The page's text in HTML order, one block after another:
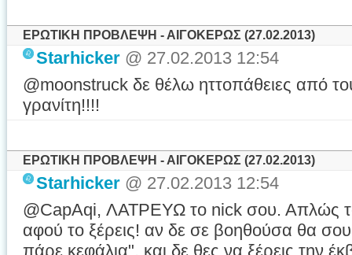
ΕΡΩΤΙΚΗ ΠΡΟΒΛΕΨΗ - ΑΙΓΟΚΕΡΩΣ (27.02.2013)
Starhicker @ 27.02.2013 12:54
@moonstruck δε θέλω ηττοπάθειες από
γρανίτη!!!!
ΕΡΩΤΙΚΗ ΠΡΟΒΛΕΨΗ - ΑΙΓΟΚΕΡΩΣ (27.02.2013)
Starhicker @ 27.02.2013 12:54
@CapAqi, ΛΑΤΡΕΥΩ το nick σου. Απλώς
αφού το ξέρεις! αν δε σε βοηθούσα θα
πάρε κεφάλια", και δε θες να ξέρεις την